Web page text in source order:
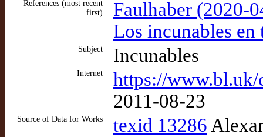
References (most recent
first)
Faulhaber (2020-
Los incunables
Subject Incunables
Internet
https://www.bl.uk/
2011-08-23
Source of Data for Works texid 13286